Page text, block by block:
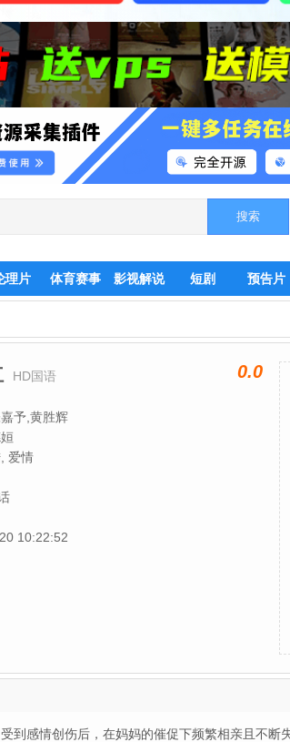
理片 体育赛事 影视解说 短剧 预告片
HD国语 0.0
予,黄胜辉
爱情
10:22:52
到感情创伤后，在妈妈的催促下频繁相亲且不断